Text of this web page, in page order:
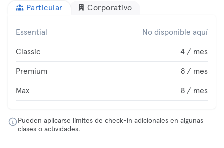
Particular Corporativo
Essential No disponible aquí
Classic 4 / mes
Premium 8 / mes
Max 8 / mes
Pueden aplicarse límites de check-in adicionales en algunas
clases o actividades.